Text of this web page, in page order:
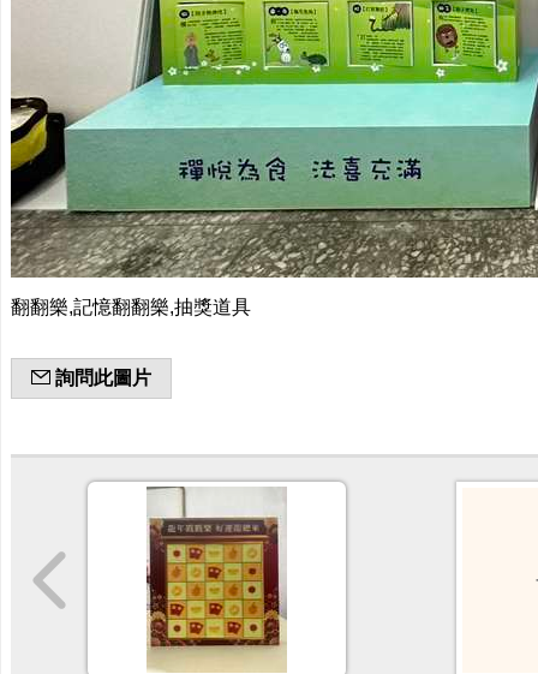
翻翻樂,記憶翻翻樂,抽獎道具
詢問此圖片